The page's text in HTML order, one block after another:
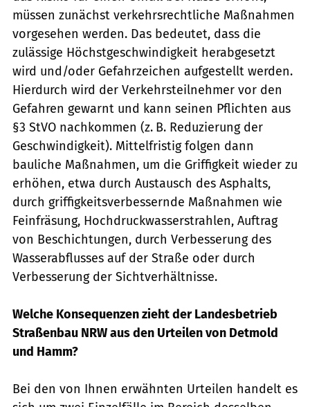
müssen zunächst verkehrsrechtliche Maßnahmen
vorgesehen werden. Das bedeutet, dass die
zulässige Höchstgeschwindigkeit herabgesetzt
wird und/oder Gefahrzeichen aufgestellt werden.
Hierdurch wird der Verkehrsteilnehmer vor den
Gefahren gewarnt und kann seinen Pflichten aus
§3 StVO nachkommen (z. B. Reduzierung der
Geschwindigkeit). Mittelfristig folgen dann
bauliche Maßnahmen, um die Griffigkeit wieder zu
erhöhen, etwa durch Austausch des Asphalts,
durch griffigkeitsverbessernde Maßnahmen wie
Feinfräsung, Hochdruckwasserstrahlen, Auftrag
von Beschichtungen, durch Verbesserung des
Wasserabflusses auf der Straße oder durch
Verbesserung der Sichtverhältnisse.
Welche Konsequenzen zieht der Landesbetrieb
Straßenbau NRW aus den Urteilen von Detmold
und Hamm?
Bei den von Ihnen erwähnten Urteilen handelt es